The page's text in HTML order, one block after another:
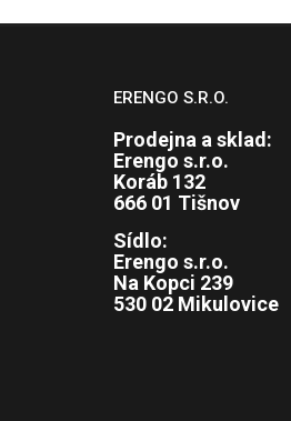
ERENGO S.R.O.
Prodejna a sklad:
Erengo s.r.o.
Koráb 132
666 01 Tišnov
Sídlo:
Erengo s.r.o.
Na Kopci 239
530 02 Mikulovice